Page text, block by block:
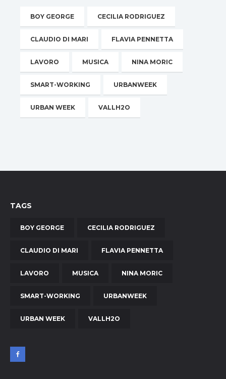
BOY GEORGE CECILIA RODRIGUEZ
CLAUDIO DI MARI FLAVIA PENNETTA
LAVORO MUSICA NINA MORIC
SMART-WORKING URBANWEEK
URBAN WEEK VALLH2O
TAGS
BOY GEORGE CECILIA RODRIGUEZ
CLAUDIO DI MARI FLAVIA PENNETTA
LAVORO MUSICA NINA MORIC
SMART-WORKING URBANWEEK
URBAN WEEK VALLH2O